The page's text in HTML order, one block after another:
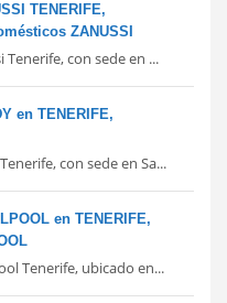
TENERIFE,
ZANUSSI
Tenerife, con sede en ...
en TENERIFE,
con sede en Sa...
en TENERIFE,
Tenerife, ubicado en...